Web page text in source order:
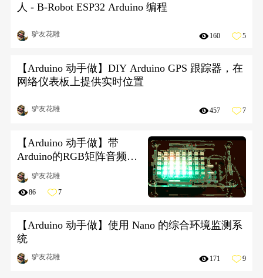
人 - B-Robot ESP32 Arduino 编程
驴友花雕 160 5
【Arduino 动手做】DIY Arduino GPS 跟踪器，在
网络仪表板上提供实时位置
驴友花雕 457 7
【Arduino 动手做】带
Arduino的RGB矩阵音频可
视化工具
驴友花雕
86 7
【Arduino 动手做】使用 Nano 的综合环境监测系
统
驴友花雕 171 9